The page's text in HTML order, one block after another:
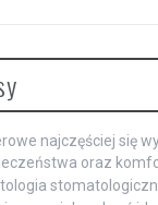
najczęściej się
oraz